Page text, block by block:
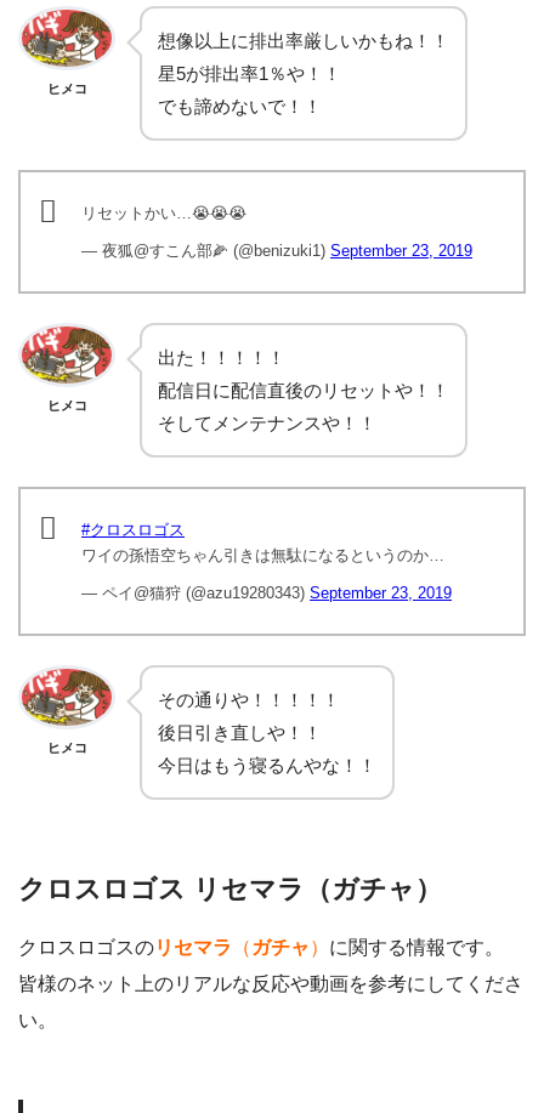
ヒメコ
想像以上に排出率厳しいかもね！！
星5が排出率1％や！！
でも諦めないで！！
リセットかい…😭😭😭
— 夜狐@すこん部🌽 (@benizuki1) September 23, 2019
ヒメコ
出た！！！！！
配信日に配信直後のリセットや！！
そしてメンテナンスや！！
#クロスロゴス
ワイの孫悟空ちゃん引きは無駄になるというのか…
— ペイ@猫狩 (@azu19280343) September 23, 2019
ヒメコ
その通りや！！！！！
後日引き直しや！！
今日はもう寝るんやな！！
クロスロゴス リセマラ（ガチャ）
クロスロゴスのリセマラ （ ガチャ ） に関する情報です。
皆様のネット上のリアルな反応や動画を参考にしてくださ
い。